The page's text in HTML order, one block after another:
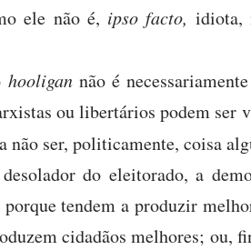
ele não é, ipso facto, idiota,
hooligannão é
ou libertários podem ser
não ser, politicamente, coisa
do eleitorado, a
tendem a produzir
cidadãos melhores; ou,